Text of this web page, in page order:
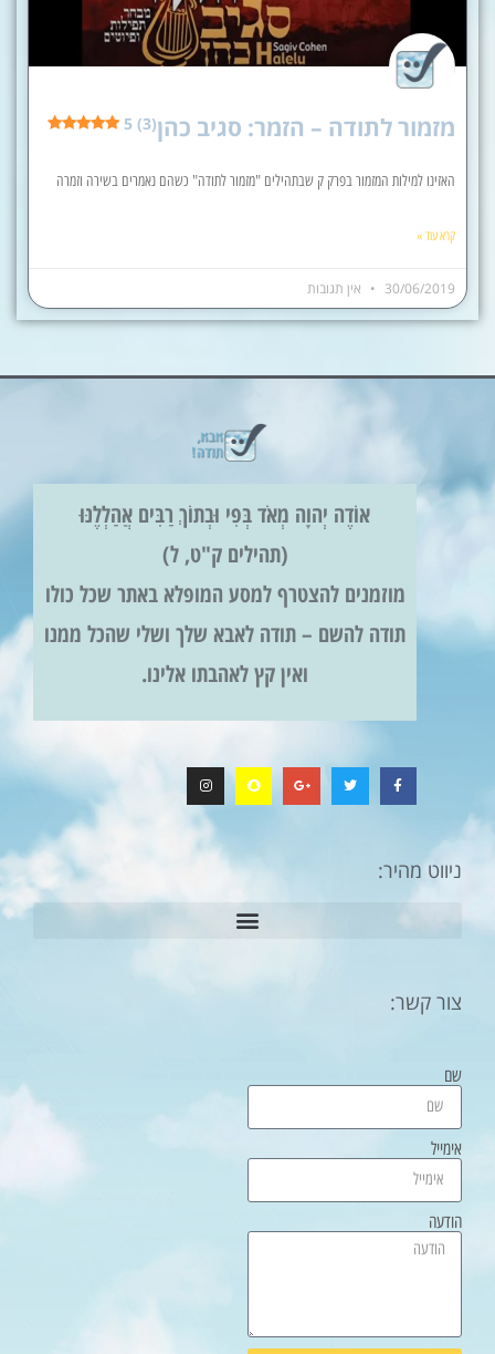
מזמור לתודה – הזמר: סגיב כהן5 (3)
האזינו למילות המזמור בפרק ק שבתהילים "מזמור לתודה" כשהם נאמרים בשירה וזמרה
קרא עוד »
30/06/2019 אין תגובות
אוֹדֶה יְהוָה מְאֹד בְּפִי וּבְתוֹךְ רַבִּים אֲהַלְלֶנּוּ
(תהילים ק"ט, ל)
מוזמנים להצטרף למסע המופלא באתר שכל כולו
תודה להשם – תודה לאבא שלך ושלי שהכל ממנו
ואין קץ לאהבתו אלינו.
ניווט מהיר:
צור קשר:
שם
אימייל
הודעה